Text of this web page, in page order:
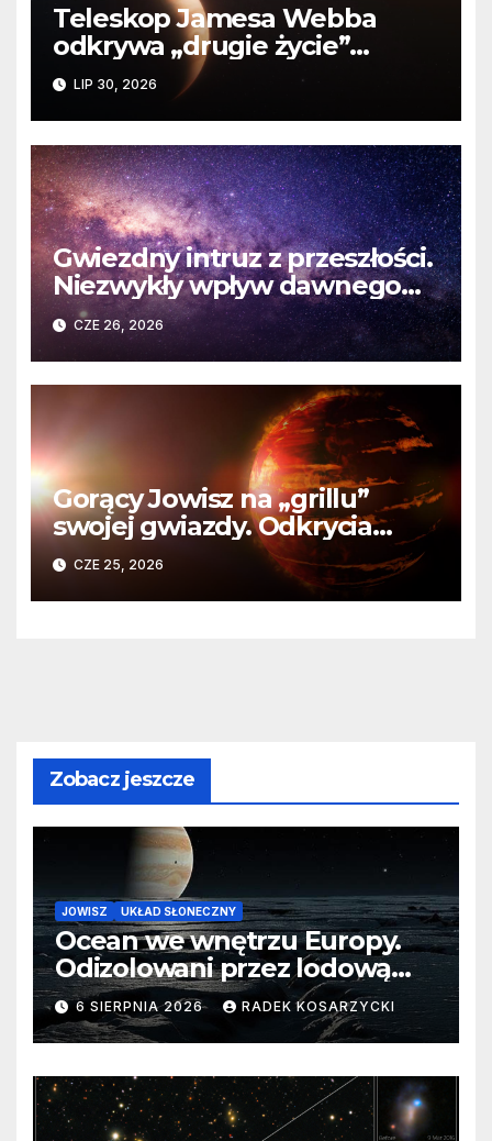
Teleskop Jamesa Webba
odkrywa „drugie życie”
planety krążącej wokół
martwej gwiazdy
LIP 30, 2026
Gwiezdny intruz z przeszłości.
Niezwykły wpływ dawnego
spotkania na komety Układu
Słonecznego
CZE 26, 2026
Gorący Jowisz na „grillu”
swojej gwiazdy. Odkrycia
Teleskopu Webba o HD
80606 b
CZE 25, 2026
Zobacz jeszcze
JOWISZ UKŁAD SŁONECZNY
Ocean we wnętrzu Europy.
Odizolowani przez lodową
barierę
6 SIERPNIA 2026 RADEK KOSARZYCKI